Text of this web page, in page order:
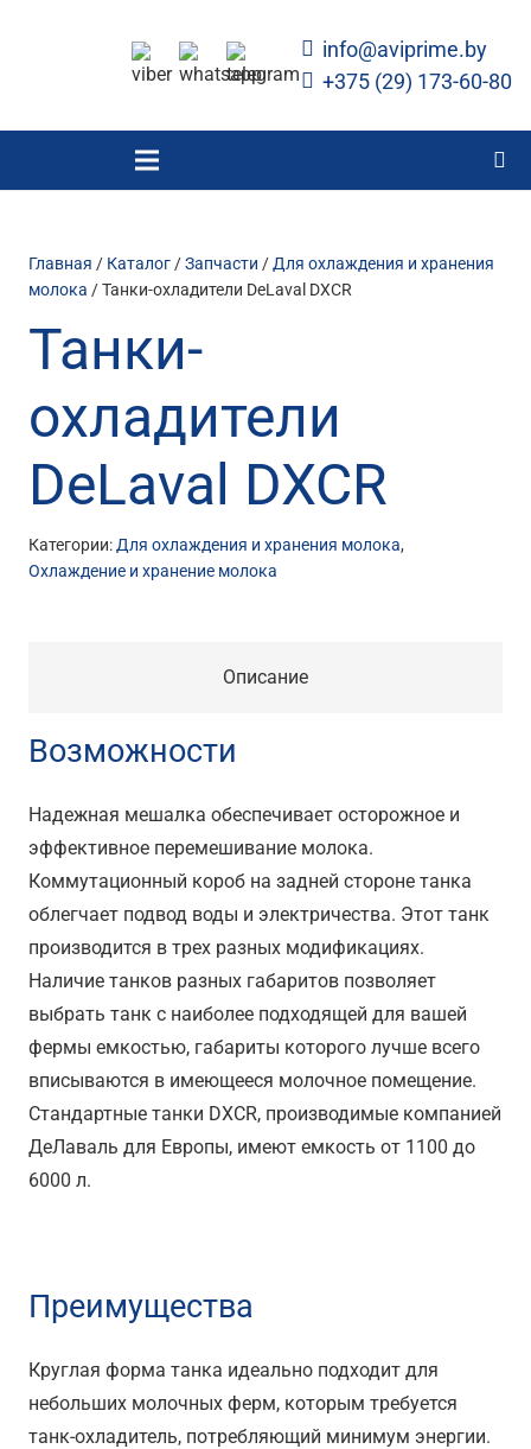
info@aviprime.by
+375 (29) 173-60-80
Главная / Каталог/Запчасти /Для охлаждения и хранения
молока / Танки-охладители DeLaval DXCR
Танки-
охладители
DeLaval DXCR
Категории:Для охлаждения и хранения молока,
Охлаждение и хранение молока
Описание
Возможности
Надежная мешалка обеспечивает осторожное и
эффективное перемешивание молока.
Коммутационный короб на задней стороне танка
облегчает подвод воды и электричества. Этот танк
производится в трех разных модификациях.
Наличие танков разных габаритов позволяет
выбрать танк с наиболее подходящей для вашей
фермы емкостью, габариты которого лучше всего
вписываются в имеющееся молочное помещение.
Стандартные танки DXCR, производимые компанией
ДеЛаваль для Европы, имеют емкость от 1100 до
6000 л.
Преимущества
Круглая форма танка идеально подходит для
небольших молочных ферм, которым требуется
танк-охладитель, потребляющий минимум энергии.